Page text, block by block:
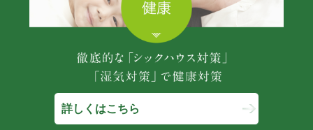
詳しくはこちら